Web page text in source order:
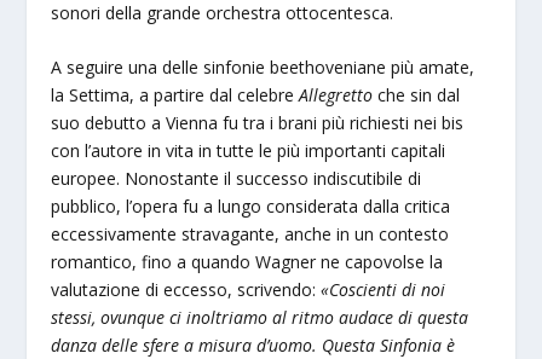
sonori della grande orchestra ottocentesca.
A seguire una delle sinfonie beethoveniane più amate,
la Settima, a partire dal celebreAllegrettoche sin dal
suo debutto a Vienna fu tra i brani più richiesti nei bis
con l’autore in vita in tutte le più importanti capitali
europee. Nonostante il successo indiscutibile di
pubblico, l’opera fu a lungo considerata dalla critica
eccessivamente stravagante, anche in un contesto
romantico, fino a quando Wagner ne capovolse la
valutazione di eccesso, scrivendo:«Coscienti di noi
stessi, ovunque ci inoltriamo al ritmo audace di questa
danza delle sfere a misura d’uomo. Questa Sinfonia è